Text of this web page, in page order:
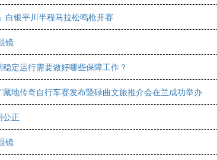
白银平川半程马拉松鸣枪开赛
镜
定运行需要做好哪些保障工作？
藏地传奇自行车赛发布暨碌曲文旅推介会在兰成功举办
公正
镜